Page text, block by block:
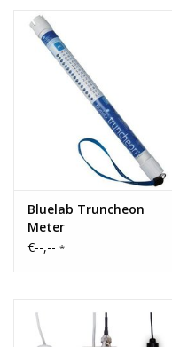
Bluelab Truncheon
Meter
€--,-- *